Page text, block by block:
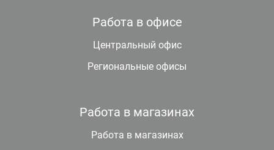
Работа в офисе
Центральный офис
Региональные офисы
Работа в магазинах
Работа в магазинах